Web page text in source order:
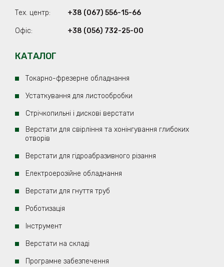
Тех. центр: +38 (067) 556-15-66
Офіс: +38 (056) 732-25-00
КАТАЛОГ
Токарно-фрезерне обладнання
Устаткування для листообробки
Стрічкопильні і дискові верстати
Верстати для свірління та хонінгування глибоких
отворів
Верстати для гідроабразивного різання
Електроерозійнe обладнання
Верстати для гнуття труб
Роботизація
Iнструмент
Верстати на складі
Програмне забезпечення